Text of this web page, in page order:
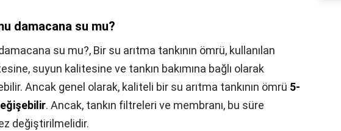
damacana su mu?
su mu?, Bir su arıtma tankının ömrü, kullanılan
suyun kalitesine ve tankın bakımına bağlı olarak
Ancak genel olarak, kaliteli bir su arıtma tankının ömrü 5-
. Ancak, tankın filtreleri ve membranı, bu süre
değiştirilmelidir.